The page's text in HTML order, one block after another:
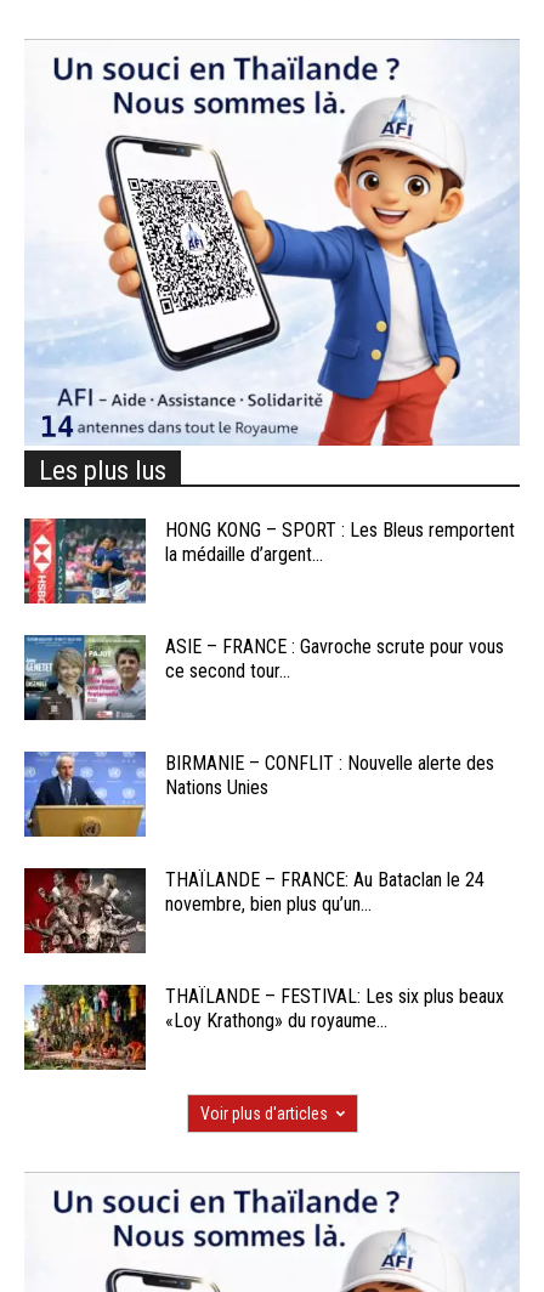
Les plus lus
HONG KONG – SPORT : Les Bleus remportent
la médaille d’argent...
ASIE – FRANCE : Gavroche scrute pour vous
ce second tour...
BIRMANIE – CONFLIT : Nouvelle alerte des
Nations Unies
THAÏLANDE – FRANCE: Au Bataclan le 24
novembre, bien plus qu’un...
THAÏLANDE – FESTIVAL: Les six plus beaux
«Loy Krathong» du royaume...
Voir plus d'articles